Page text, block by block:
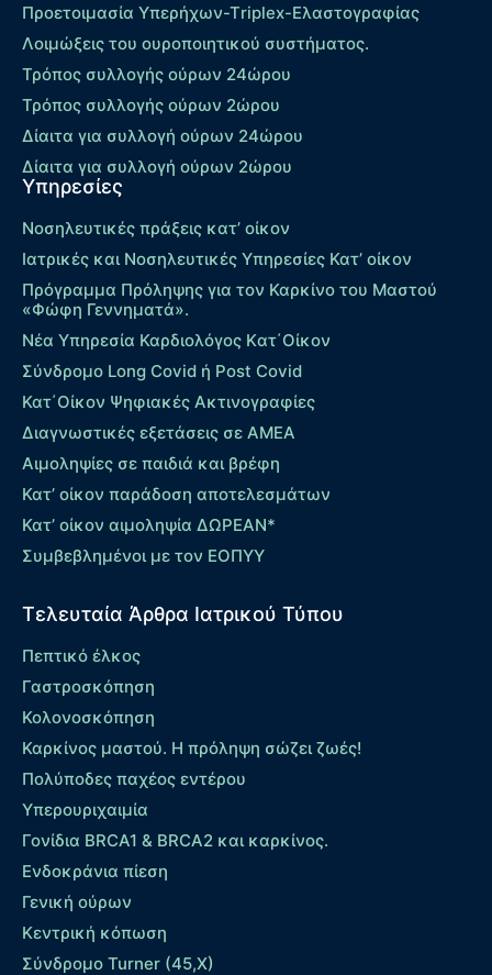
Προετοιμασία Υπερήχων-Τriplex-Ελαστογραφίας
Λοιμώξεις του ουροποιητικού συστήματος.
Τρόπος συλλογής ούρων 24ώρου
Τρόπος συλλογής ούρων 2ώρου
Δίαιτα για συλλογή ούρων 24ώρου
Δίαιτα για συλλογή ούρων 2ώρου
Υπηρεσίες
Νοσηλευτικές πράξεις κατ’ οίκον
Ιατρικές και Νοσηλευτικές Υπηρεσίες Κατ’ οίκον
Πρόγραμμα Πρόληψης για τον Καρκίνο του Μαστού
«Φώφη Γεννηματά».
Νέα Υπηρεσία Καρδιολόγος Kατ΄Οίκον
Σύνδρομο Long Covid ή Post Covid
Κατ΄Οίκον Ψηφιακές Ακτινογραφίες
Διαγνωστικές εξετάσεις σε ΑΜΕΑ
Αιμοληψίες σε παιδιά και βρέφη
Κατ’ οίκον παράδοση αποτελεσμάτων
Κατ’ οίκον αιμοληψία ΔΩΡΕΑΝ*
Συμβεβλημένοι με τον ΕΟΠΥΥ
Τελευταία Άρθρα Ιατρικού Τύπου
Πεπτικό έλκος
Γαστροσκόπηση
Κολονοσκόπηση
Καρκίνος μαστού. Η πρόληψη σώζει ζωές!
Πολύποδες παχέος εντέρου
Yπερουριχαιμία
Γονίδια BRCA1 & BRCA2 και καρκίνος.
Ενδοκράνια πίεση
Γενική ούρων
Κεντρική κόπωση
Σύνδρομο Turner (45,X)